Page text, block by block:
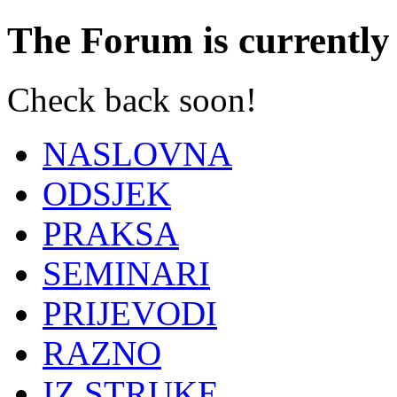
The Forum is
Check back soon!
NASLOVNA
ODSJEK
PRAKSA
SEMINARI
PRIJEVODI
RAZNO